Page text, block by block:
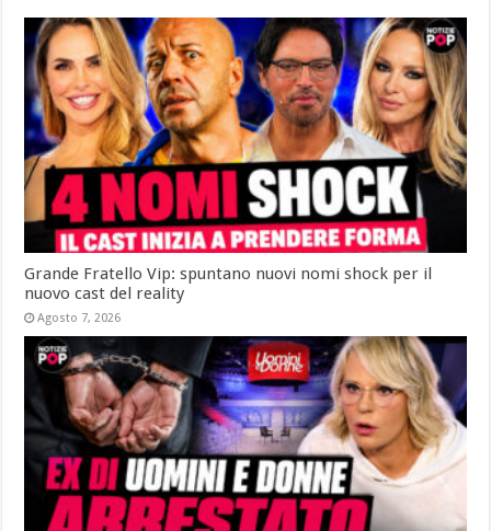
Grande Fratello Vip: spuntano nuovi nomi shock per il
nuovo cast del reality
Agosto 7, 2026